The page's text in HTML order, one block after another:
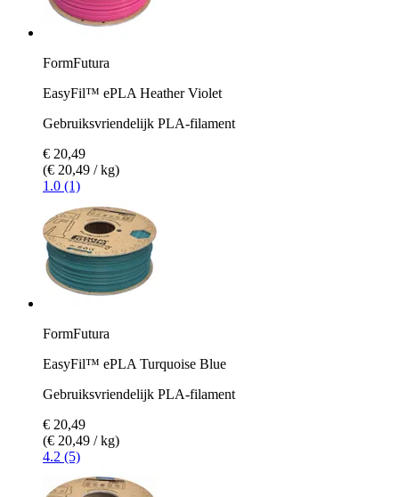
FormFutura
EasyFil™ ePLA Heather Violet
Gebruiksvriendelijk PLA-filament
€ 20,49
(€ 20,49 / kg)
1.0 (1)
FormFutura
EasyFil™ ePLA Turquoise Blue
Gebruiksvriendelijk PLA-filament
€ 20,49
(€ 20,49 / kg)
4.2 (5)